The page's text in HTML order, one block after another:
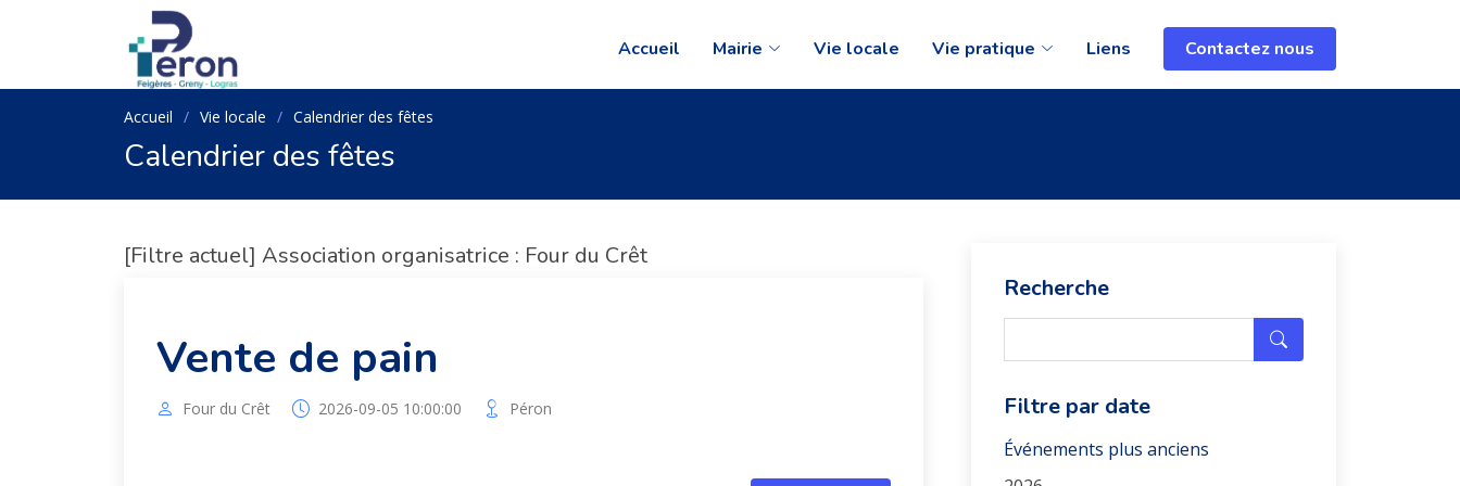
Accueil Mairie Vie locale Vie pratique Liens Contactez nous
Accueil Vie locale Calendrier des fêtes
Calendrier des fêtes
[Filtre actuel] Association organisatrice : Four du Crêt
Vente de pain
Four du Crêt 2026-09-05 10:00:00 Péron
Recherche
Filtre par date
Événements plus anciens